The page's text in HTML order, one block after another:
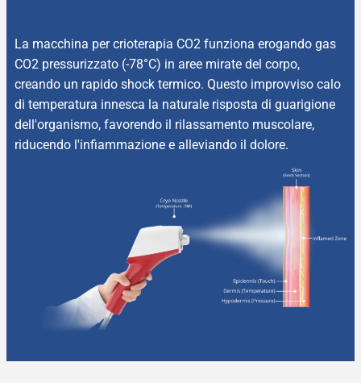
La macchina per crioterapia CO2 funziona erogando gas
CO2 pressurizzato (-78°C) in aree mirate del corpo,
creando un rapido shock termico. Questo improvviso calo
di temperatura innesca la naturale risposta di guarigione
dell'organismo, favorendo il rilassamento muscolare,
riducendo l'infiammazione e alleviando il dolore.